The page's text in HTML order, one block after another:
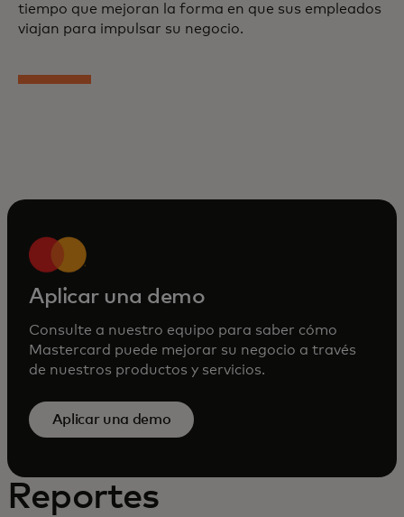
tiempo que mejoran la forma en que sus empleados
viajan para impulsar su negocio.
Aplicar una demo
Consulte a nuestro equipo para saber cómo
Mastercard puede mejorar su negocio a través
de nuestros productos y servicios.
Aplicar una demo
Reportes